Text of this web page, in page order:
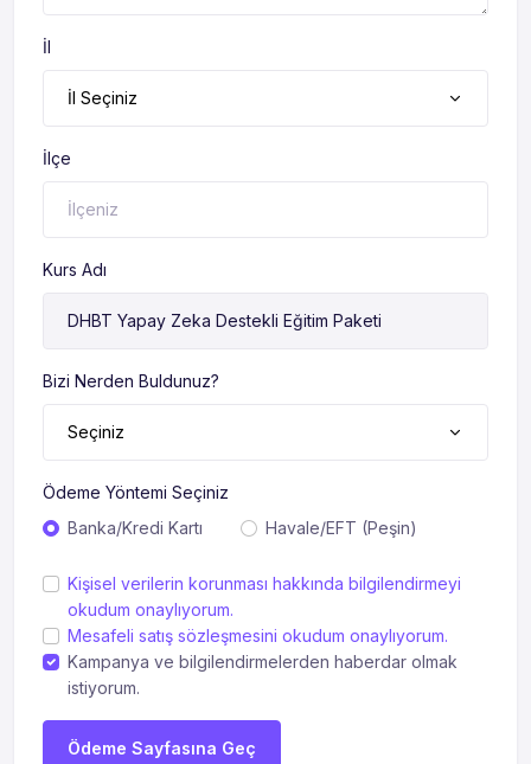
İl
İl Seçiniz
İlçe
Kurs Adı
Bizi Nerden Buldunuz?
Seçiniz
Ödeme Yöntemi Seçiniz
Banka/Kredi Kartı
Havale/EFT (Peşin)
Kişisel verilerin korunması hakkında bilgilendirmeyi
okudum onaylıyorum.
Mesafeli satış sözleşmesini okudum onaylıyorum.
Kampanya ve bilgilendirmelerden haberdar olmak
istiyorum.
Ödeme Sayfasına Geç